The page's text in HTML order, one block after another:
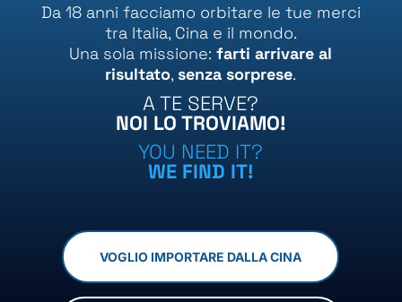
Da 18 anni facciamo orbitare le tue merci
tra Italia, Cina e il mondo.
Una sola missione:farti arrivare al
risultato, senza sorprese.
A TE SERVE?
NOI LO TROVIAMO!
YOU NEED IT?
WE FIND IT!
VOGLIO IMPORTARE DALLA CINA